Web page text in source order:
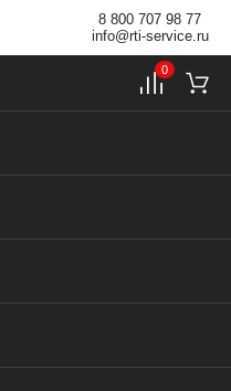
8 800 707 98 77
info@rti-service.ru
0